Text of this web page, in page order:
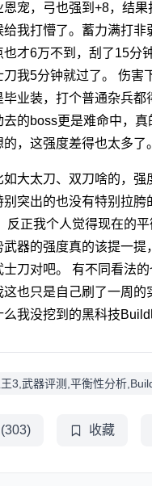
恩宠，弓也强到+8，结果
给我打懵了。蓄力满打非
也才6万不到，刮了15分
刀我5分钟就过了。 伤害
毕业装，打个普通杂兵都
去的boss更是难命中，真
，这强度差得也太多了。
如大太刀、双刀啥的，强
别突出的也没有特别拉胯
反正我个人觉得现在的
武器的强度真的该提一提
士刀对吧。 有不同看法
这也只是自己刷了一周的
我没挖到的黑科技Build
3,武器评测,平衡性分析
收藏